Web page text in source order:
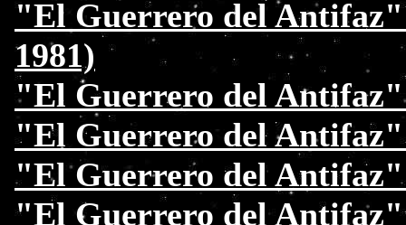
"El Guerrero del Antifaz"
1981)
"El Guerrero del
"El Guerrero del
"El Guerrero del Antifaz"
"El Guerrero del